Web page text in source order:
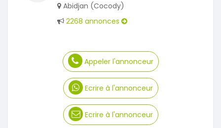
Abidjan (Cocody)
2268 annonces
Appeler l'annonceur
Ecrire à l'annonceur
Ecrire à l'annonceur